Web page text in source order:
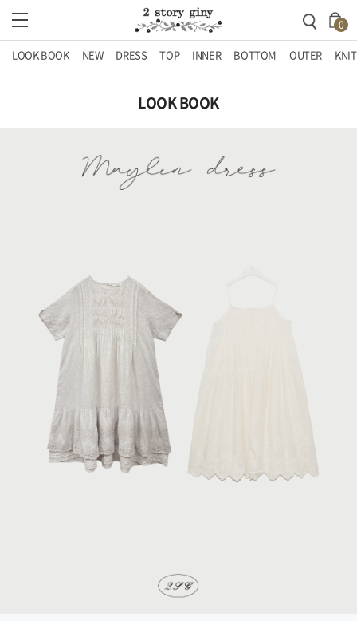
0
LOOK BOOK NEW DRESS TOP INNER BOTTOM OUTER KNIT
LOOK BOOK